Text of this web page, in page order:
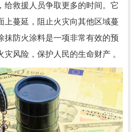
给救援人员争取更多的时间。它
上蔓延，阻止火灾向其他区域蔓
抹防火涂料是一项非常有效的预
风险，保护人民的生命财产 。